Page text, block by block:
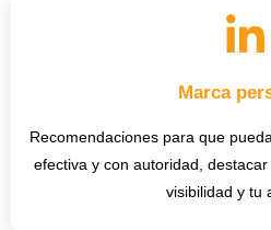
Marca
Recomendaciones para que
efectiva y con autoridad,
visibilidad y tu